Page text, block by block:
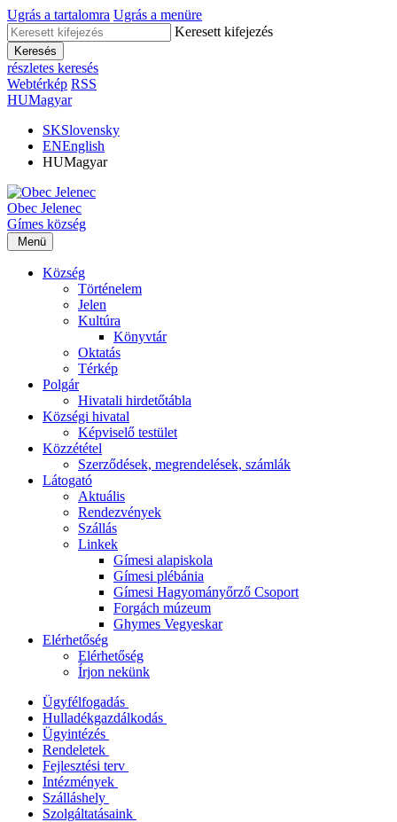
Ugrás a tartalomra Ugrás a menüre
Keresett kifejezés
Keresés
részletes keresés
Webtérkép RSS
HUMagyar
SKSlovensky
ENEnglish
HUMagyar
Obec Jelenec
Gímes község
Menü
Község
Történelem
Jelen
Kultúra
Könyvtár
Oktatás
Térkép
Polgár
Hivatali hirdetőtábla
Községi hivatal
Képviselő testület
Közzététel
Szerződések, megrendelések, számlák
Látogató
Aktuális
Rendezvények
Szállás
Linkek
Gímesi alapiskola
Gímesi plébánia
Gímesi Hagyományőrző Csoport
Forgách múzeum
Ghymes Vegyeskar
Elérhetőség
Elérhetőség
Írjon nekünk
Ügyfélfogadás
Hulladékgazdálkodás
Ügyintézés
Rendeletek
Fejlesztési terv
Intézmények
Szálláshely
Szolgáltatásaink